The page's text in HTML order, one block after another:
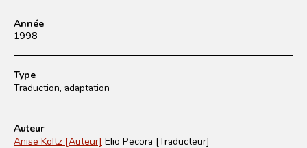
Année
1998
Type
Traduction, adaptation
Auteur
Anise Koltz [Auteur] Elio Pecora [Traducteur]